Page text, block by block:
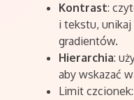
Kontrast:
i tekstu,
gradientów.
Hierarchia:
aby wskazać
Limit